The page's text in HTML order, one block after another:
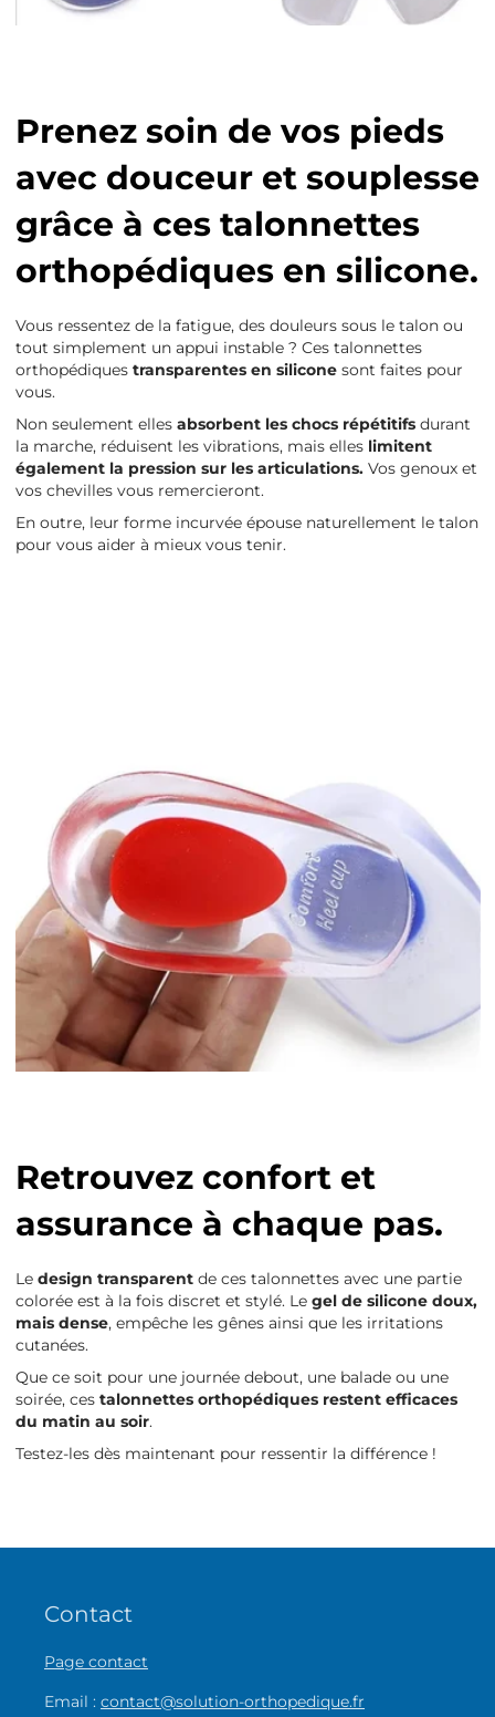
Prenez soin de vos pieds
avec douceur et souplesse
grâce à ces talonnettes
orthopédiques en silicone.
Vous ressentez de la fatigue, des douleurs sous le talon ou
tout simplement un appui instable ? Ces talonnettes
orthopédiques transparentes en silicone sont faites pour
vous.
Non seulement elles absorbent les chocs répétitifs durant
la marche, réduisent les vibrations, mais elles limitent
également la pression sur les articulations. Vos genoux et
vos chevilles vous remercieront.
En outre, leur forme incurvée épouse naturellement le talon
pour vous aider à mieux vous tenir.
Retrouvez confort et
assurance à chaque pas.
Le design transparent de ces talonnettes avec une partie
colorée est à la fois discret et stylé. Legel de silicone doux,
mais dense, empêche les gênes ainsi que les irritations
cutanées.
Que ce soit pour une journée debout, une balade ou une
soirée, ces talonnettes orthopédiques restent efficaces
du matin au soir.
Testez-les dès maintenant pour ressentir la différence !
Contact
Page contact
Email : contact@solution-orthopedique.fr